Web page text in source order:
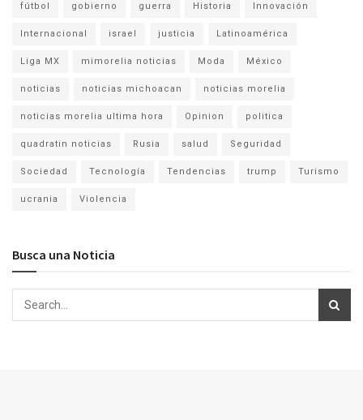
fútbol gobierno guerra Historia Innovación
Internacional israel justicia Latinoamérica
Liga MX mimorelia noticias Moda México
noticias noticias michoacan noticias morelia
noticias morelia ultima hora Opinion politica
quadratin noticias Rusia salud Seguridad
Sociedad Tecnología Tendencias trump Turismo
ucrania Violencia
Busca una Noticia